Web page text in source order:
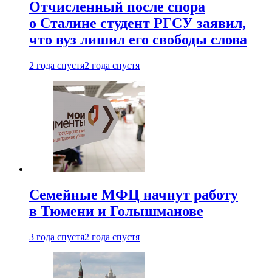
Отчисленный после спора
о Сталине студент РГСУ заявил,
что вуз лишил его свободы слова
2 года спустя2 года спустя
Семейные МФЦ начнут работу
в Тюмени и Голышманове
3 года спустя2 года спустя